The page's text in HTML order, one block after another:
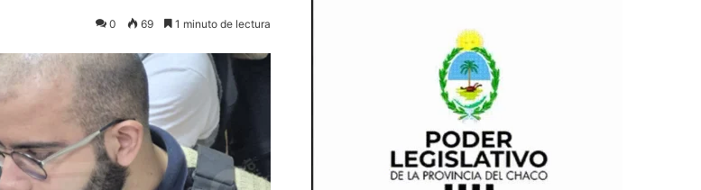
0 69 1 minuto de lectura